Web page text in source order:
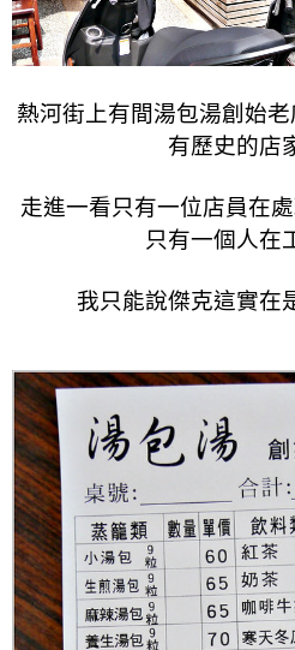
熱河街上有間湯包湯創始
有歷史的店
走進一看只有一位店員在
只有一個人在
我只能說傑克這實在